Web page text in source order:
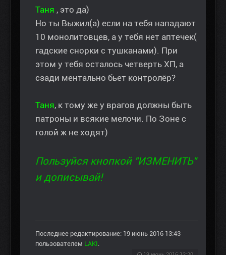
Таня , это да)
Но ты Выжил(а) если на тебя нападают
10 монолитовцев, а у тебя нет аптечек(
гадские снорки с тушканами). При
этом у тебя осталось четверть ХП, а
сзади ментально бьет контролёр?
Таня, к тому же у врагов должны быть
патроны и всякие мелочи. По Зоне с
голой ж не ходят)
Пользуйся кнопкой "ИЗМЕНИТЬ"
и дописывай!
Последнее редактирование: 19 июнь 2016 13:43
пользователем LAKI.